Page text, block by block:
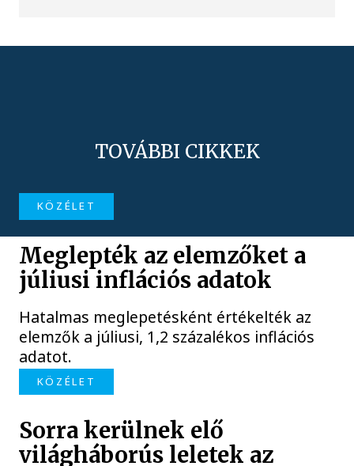
TOVÁBBI CIKKEK
KÖZÉLET
Meglepték az elemzőket a
júliusi inflációs adatok
Hatalmas meglepetésként értékelték az
elemzők a júliusi, 1,2 százalékos inflációs
adatot.
KÖZÉLET
Sorra kerülnek elő
világháborús leletek az